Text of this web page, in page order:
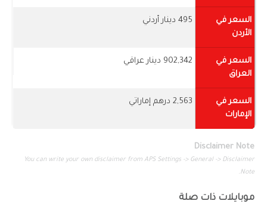
السعر في
الأردن
495 دينار أردني
السعر في
العراق
902,342 دينار عراقي
السعر في
الإمارات
2,563 درهم إماراتي
Disclaimer Note
You can write your own disclaimer from APS Settings -> General -> Disclaimer
Note.
موبايلات ذات صلة